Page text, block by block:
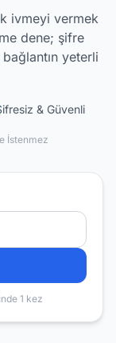
ivmeyi vermek
dene; şifre
yeterli
& Güvenli
İstenmez
1 kez